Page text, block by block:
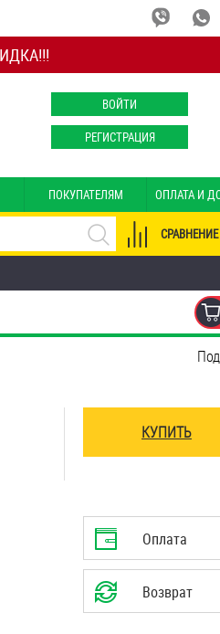
ВОЙТИ
РЕГИСТРАЦИЯ
ПОКУПАТЕЛЯМ ОПЛАТА И
СРАВНЕНИЕ
КУПИТЬ
Оплата
Возврат